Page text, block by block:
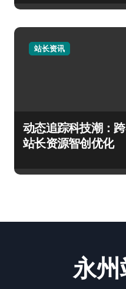
站长资讯
动态追踪科技潮：
站长资源智创优化
永